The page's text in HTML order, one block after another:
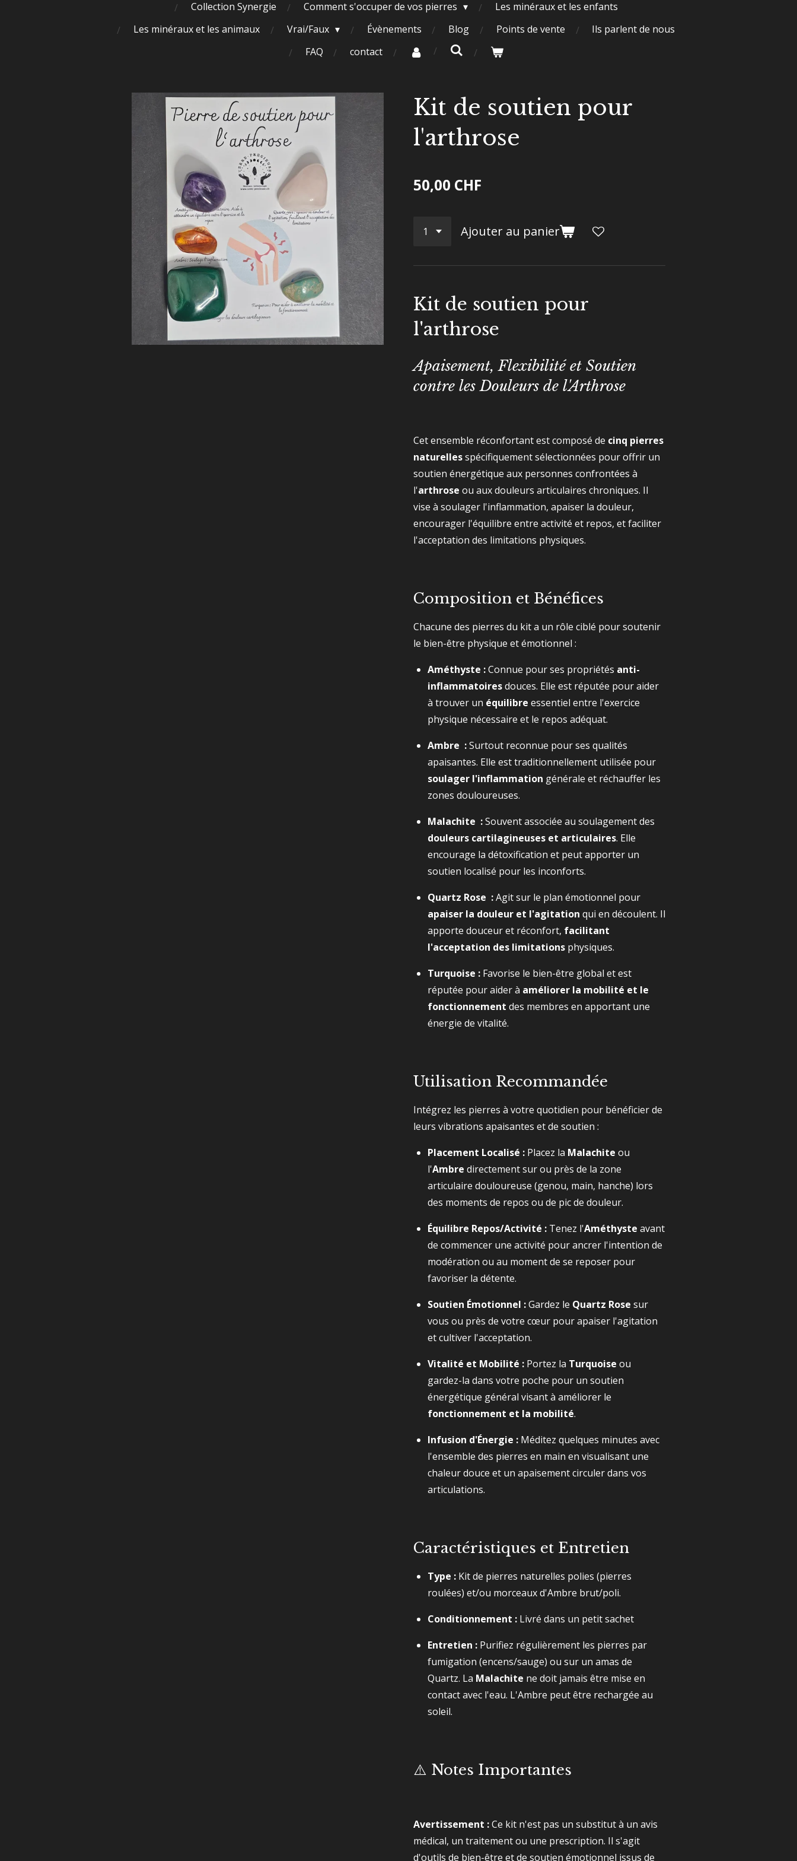
Collection Synergie
Comment s'occuper de vos pierres
Les minéraux et les enfants
Les minéraux et les animaux
Vrai/Faux Évènements Blog Points de vente
Ils parlent de nous
FAQ
contact
Kit de soutien pour
l'arthrose
50,00 CHF
Ajouter au panier
Kit de soutien pour
l'arthrose
Apaisement, Flexibilité et Soutien
contre les Douleurs de l'Arthrose
Cet ensemble réconfortant est composé de cinq pierres
naturellesspécifiquement sélectionnées pour offrir un
soutien énergétique aux personnes confrontées à
l'arthrose ou aux douleurs articulaires chroniques. Il
vise à soulager l'inflammation, apaiser la douleur,
encourager l'équilibre entre activité et repos, et faciliter
l'acceptation des limitations physiques.
Composition et Bénéfices
Chacune des pierres du kit a un rôle ciblé pour soutenir
le bien-être physique et émotionnel :
Améthyste :Connue pour ses propriétés anti-
inflammatoiresdouces. Elle est réputée pour aider
à trouver un équilibre essentiel entre l'exercice
physique nécessaire et le repos adéquat.
Ambre :Surtout reconnue pour ses qualités
apaisantes. Elle est traditionnellement utilisée pour
soulager l'inflammation générale et réchauffer les
zones douloureuses.
Malachite :Souvent associée au soulagement des
douleurs cartilagineuses et articulaires. Elle
encourage la détoxification et peut apporter un
soutien localisé pour les inconforts.
Quartz Rose :Agit sur le plan émotionnel pour
apaiser la douleur et l'agitation qui en découlent. Il
apporte douceur et réconfort, facilitant
l'acceptation des limitations physiques.
Turquoise : Favorise le bien-être global et est
réputée pour aider à améliorer la mobilité et le
fonctionnement des membres en apportant une
énergie de vitalité.
Utilisation Recommandée
Intégrez les pierres à votre quotidien pour bénéficier de
leurs vibrations apaisantes et de soutien :
Placement Localisé : Placez la Malachite ou
l'Ambre directement sur ou près de la zone
articulaire douloureuse (genou, main, hanche) lors
des moments de repos ou de pic de douleur.
Équilibre Repos/Activité : Tenez l'Améthyste avant
de commencer une activité pour ancrer l'intention de
modération ou au moment de se reposer pour
favoriser la détente.
Soutien Émotionnel :Gardez le Quartz Rose sur
vous ou près de votre cœur pour apaiser l'agitation
et cultiver l'acceptation.
Vitalité et Mobilité : Portez la Turquoise ou
gardez-la dans votre poche pour un soutien
énergétique général visant à améliorer le
fonctionnement et la mobilité.
Infusion d'Énergie : Méditez quelques minutes avec
l'ensemble des pierres en main en visualisant une
chaleur douce et un apaisement circuler dans vos
articulations.
Caractéristiques et Entretien
Type : Kit de pierres naturelles polies (pierres
roulées) et/ou morceaux d'Ambre brut/poli.
Conditionnement : Livré dans un petit sachet
Entretien : Purifiez régulièrement les pierres par
fumigation (encens/sauge) ou sur un amas de
Quartz. La Malachite ne doit jamais être mise en
contact avec l'eau. L'Ambre peut être rechargée au
soleil.
⚠️ Notes Importantes
Avertissement :Ce kit n'est pas un substitut à un avis
médical, un traitement ou une prescription. Il s'agit
d'outils de bien-être et de soutien émotionnel issus de